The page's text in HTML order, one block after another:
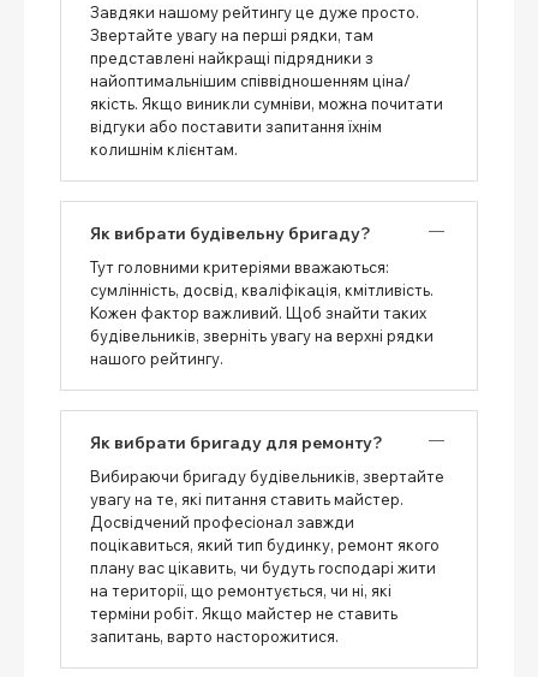
Завдяки нашому рейтингу це дуже просто.
Звертайте увагу на перші рядки, там
представлені найкращі підрядники з
найоптимальнішим співвідношенням ціна/
якість. Якщо виникли сумніви, можна почитати
відгуки або поставити запитання їхнім
колишнім клієнтам.
Як вибрати будівельну бригаду?
Тут головними критеріями вважаються:
сумлінність, досвід, кваліфікація, кмітливість.
Кожен фактор важливий. Щоб знайти таких
будівельників, зверніть увагу на верхні рядки
нашого рейтингу.
Як вибрати бригаду для ремонту?
Вибираючи бригаду будівельників, звертайте
увагу на те, які питання ставить майстер.
Досвідчений професіонал завжди
поцікавиться, який тип будинку, ремонт якого
плану вас цікавить, чи будуть господарі жити
на території, що ремонтується, чи ні, які
терміни робіт. Якщо майстер не ставить
запитань, варто насторожитися.